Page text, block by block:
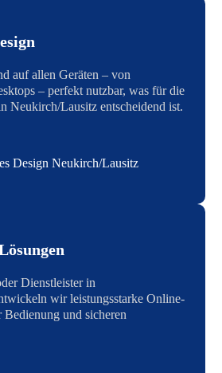
auf allen Geräten – von
– perfekt nutzbar, was für die
Neukirch/Lausitz entscheidend ist.
Dienstleister in
wir leistungsstarke Online-
Bedienung und sicheren